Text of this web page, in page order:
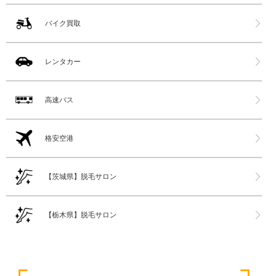
バイク買取
レンタカー
高速バス
格安空港
【茨城県】脱毛サロン
【栃木県】脱毛サロン